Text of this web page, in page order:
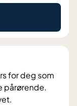
for deg som
pårørende.